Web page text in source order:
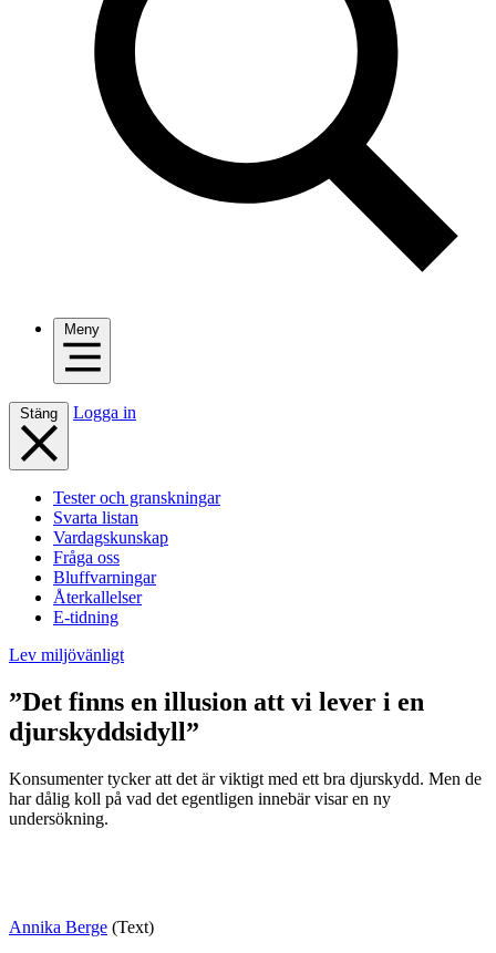
Meny
Stäng Logga in
Tester och granskningar
Svarta listan
Vardagskunskap
Fråga oss
Bluffvarningar
Återkallelser
E-tidning
Lev miljövänligt
”Det finns en illusion att vi lever i en
djurskyddsidyll”
Konsumenter tycker att det är viktigt med ett bra djurskydd. Men de
har dålig koll på vad det egentligen innebär visar en ny
undersökning.
Annika Berge (Text)